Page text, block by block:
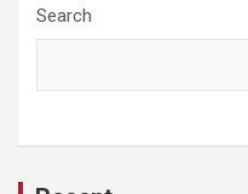
Search